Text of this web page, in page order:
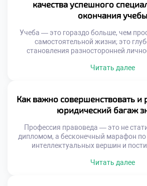
потенциал каждого
качества успешного
окончания учебы
Учеба — это гораздо больше, чем
самостоятельной жизни; это
становления разносторонней
обладает уникальным набором
общественных отношений. Такой
право представляет собой не просто
действенный механизм,
Читать далее
Как важно совершенствовать и
юридический багаж
Профессия правоведа — это не
дипломом, а бесконечный марафон
интеллектуальных вершин и
или судебный прецедент становится
Читать далее